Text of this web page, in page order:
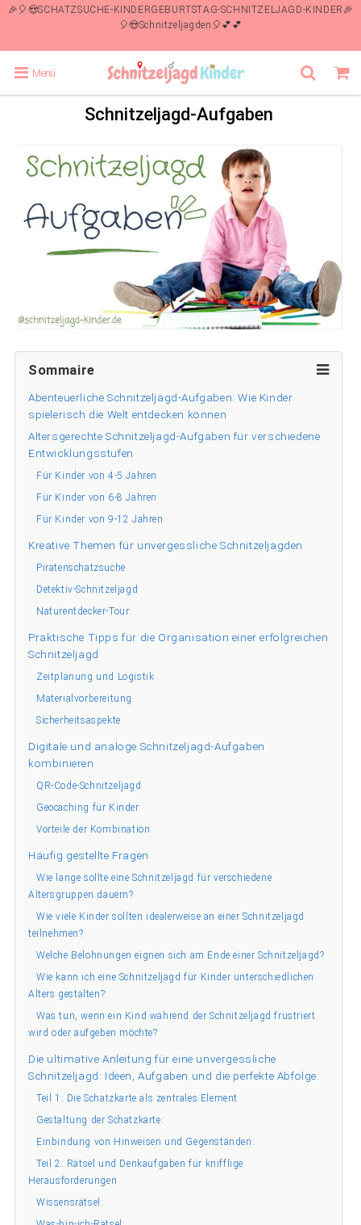
🎉🎈😍SCHATZSUCHE-KINDERGEBURTSTAG-SCHNITZELJAGD-KINDER🎉
🎈😍Schnitzeljagden🎈💕💕
Menü
Schnitzeljagd-Aufgaben
Sommaire
Abenteuerliche Schnitzeljagd-Aufgaben: Wie Kinder
spielerisch die Welt entdecken können
Altersgerechte Schnitzeljagd-Aufgaben für verschiedene
Entwicklungsstufen
Für Kinder von 4-5 Jahren
Für Kinder von 6-8 Jahren
Für Kinder von 9-12 Jahren
Kreative Themen für unvergessliche Schnitzeljagden
Piratenschatzsuche
Detektiv-Schnitzeljagd
Naturentdecker-Tour
Praktische Tipps für die Organisation einer erfolgreichen
Schnitzeljagd
Zeitplanung und Logistik
Materialvorbereitung
Sicherheitsaspekte
Digitale und analoge Schnitzeljagd-Aufgaben
kombinieren
QR-Code-Schnitzeljagd
Geocaching für Kinder
Vorteile der Kombination
Häufig gestellte Fragen
Wie lange sollte eine Schnitzeljagd für verschiedene
Altersgruppen dauern?
Wie viele Kinder sollten idealerweise an einer Schnitzeljagd
teilnehmen?
Welche Belohnungen eignen sich am Ende einer Schnitzeljagd?
Wie kann ich eine Schnitzeljagd für Kinder unterschiedlichen
Alters gestalten?
Was tun, wenn ein Kind während der Schnitzeljagd frustriert
wird oder aufgeben möchte?
Die ultimative Anleitung für eine unvergessliche
Schnitzeljagd: Ideen, Aufgaben und die perfekte Abfolge.
Teil 1: Die Schatzkarte als zentrales Element
Gestaltung der Schatzkarte:
Einbindung von Hinweisen und Gegenständen:
Teil 2: Rätsel und Denkaufgaben für knifflige
Herausforderungen
Wissensrätsel: